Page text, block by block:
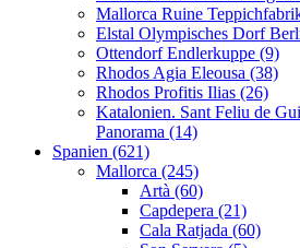
Mallorca Ruine
Elstal Olympisches Dorf
Ottendorf Endlerkuppe (9)
Rhodos Agia Eleousa (38)
Rhodos Profitis Ilias (26)
Katalonien. Sant Feliu de
Panorama (14)
Spanien (621)
Mallorca (245)
Artà (60)
Capdepera (21)
Cala Ratjada (60)